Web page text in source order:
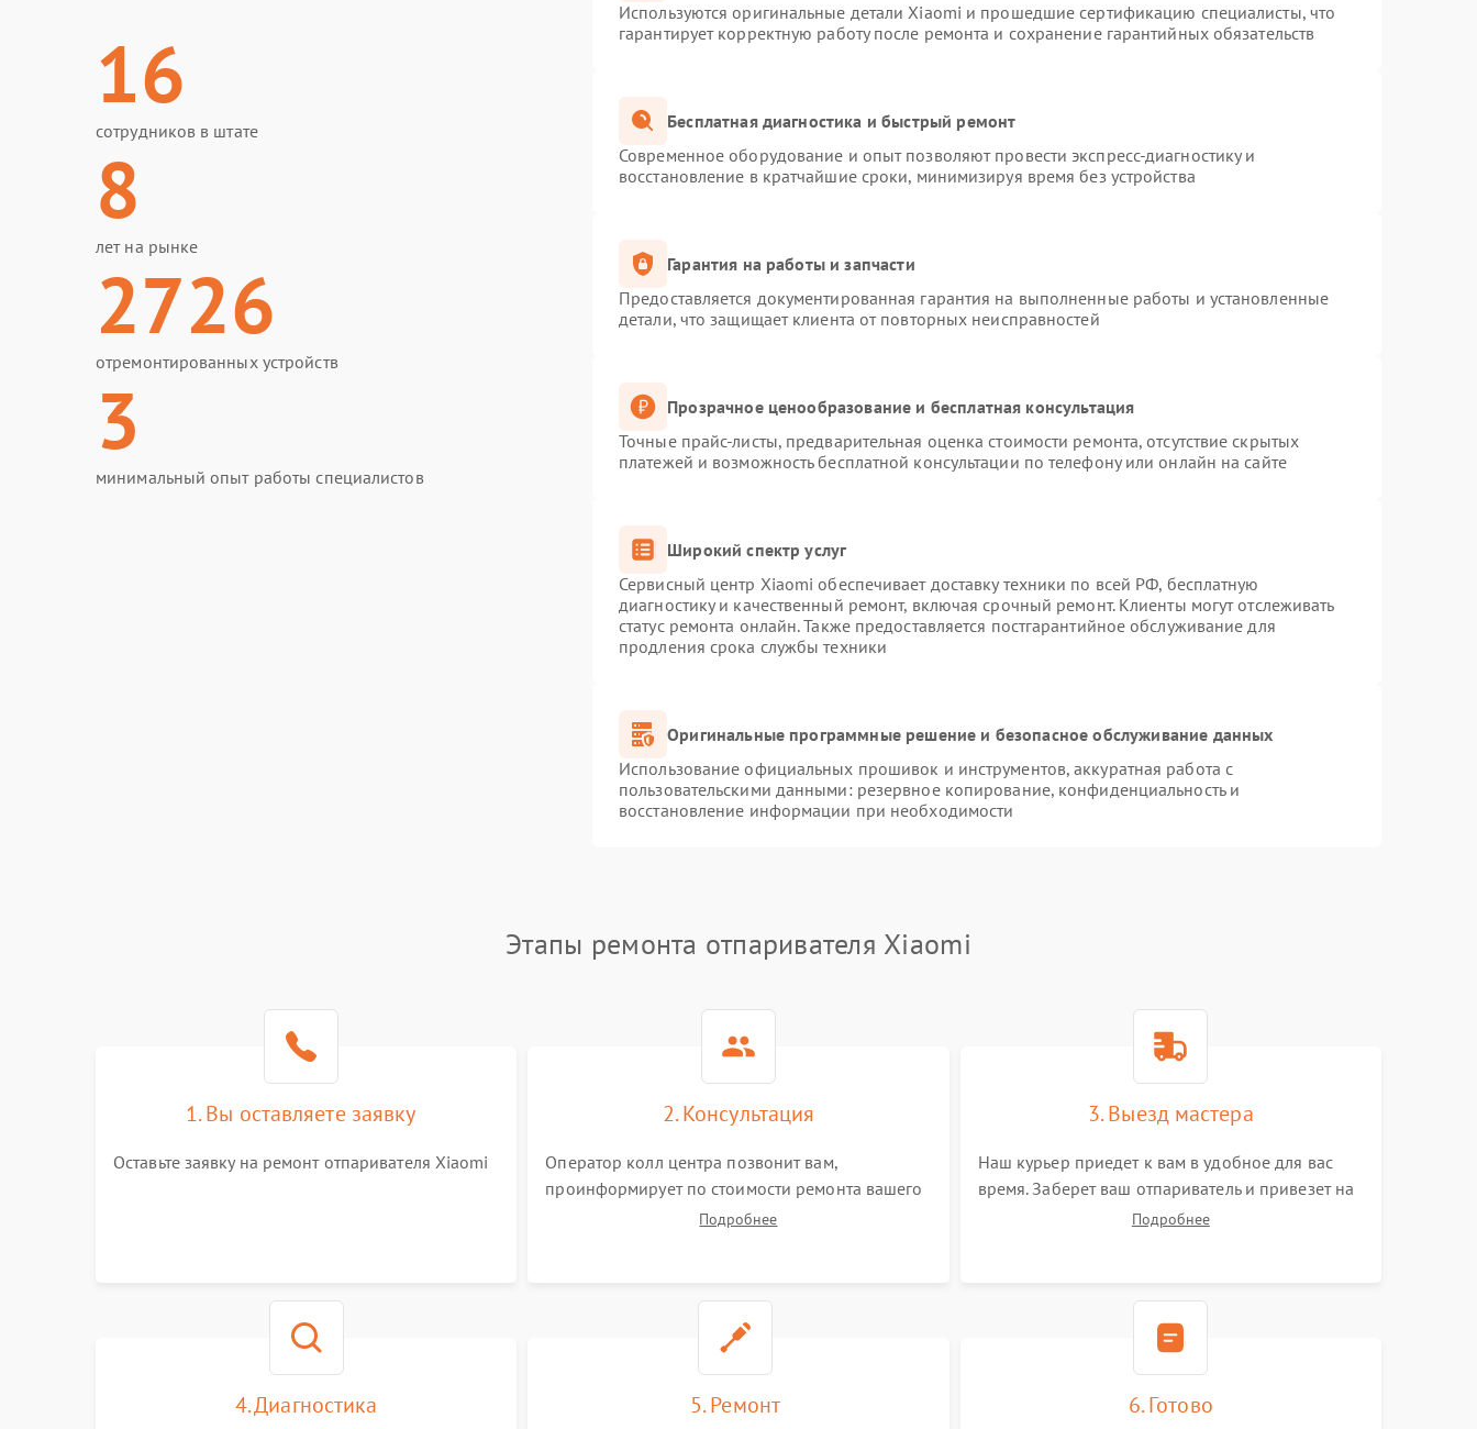
16
сотрудников в штате
8
лет на рынке
2726
отремонтированных устройств
3
минимальный опыт работы специалистов
Используются оригинальные детали Xiaomi и прошедшие сертификацию специалисты, что
гарантирует корректную работу после ремонта и сохранение гарантийных обязательств
Бесплатная диагностика и быстрый ремонт
Современное оборудование и опыт позволяют провести экспресс-диагностику и
восстановление в кратчайшие сроки, минимизируя время без устройства
Гарантия на работы и запчасти
Предоставляется документированная гарантия на выполненные работы и установленные
детали, что защищает клиента от повторных неисправностей
Прозрачное ценообразование и бесплатная консультация
Точные прайс-листы, предварительная оценка стоимости ремонта, отсутствие скрытых
платежей и возможность бесплатной консультации по телефону или онлайн на сайте
Широкий спектр услуг
Сервисный центр Xiaomi обеспечивает доставку техники по всей РФ, бесплатную
диагностику и качественный ремонт, включая срочный ремонт. Клиенты могут отслеживать
статус ремонта онлайн. Также предоставляется постгарантийное обслуживание для
продления срока службы техники
Оригинальные программные решение и безопасное обслуживание данных
Использование официальных прошивок и инструментов, аккуратная работа с
пользовательскими данными: резервное копирование, конфиденциальность и
восстановление информации при необходимости
Этапы ремонта отпаривателя Xiaomi
1. Вы оставляете заявку
Оставьте заявку на ремонт отпаривателя Xiaomi
2. Консультация
Оператор колл центра позвонит вам,
проинформирует по стоимости ремонта вашего
отпаривателя а также ответит на все ваши
Подробнее
3. Выезд мастера
Наш курьер приедет к вам в удобное для вас
время. Заберет ваш отпариватель и привезет на
склад для диагностики.Подробнее
4. Диагностика 5. Ремонт 6. Готово